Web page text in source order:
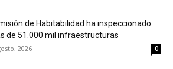
de Habitabilidad ha inspeccionado
de 51.000 mil infraestructuras
2026 0